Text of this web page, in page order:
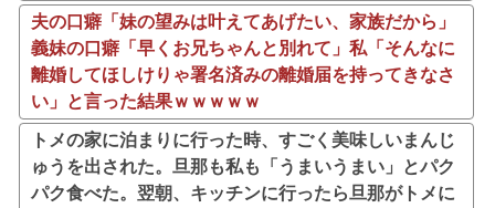
夫の口癖「妹の望みは叶えてあげたい、家族だから」
義妹の口癖「早くお兄ちゃんと別れて」私「そんなに
離婚してほしけりゃ署名済みの離婚届を持ってきなさ
い」と言った結果ｗｗｗｗｗ
トメの家に泊まりに行った時、すごく美味しいまんじ
ゅうを出された。旦那も私も「うまいうまい」とパク
パク食べた。翌朝、キッチンに行ったら旦那がトメに